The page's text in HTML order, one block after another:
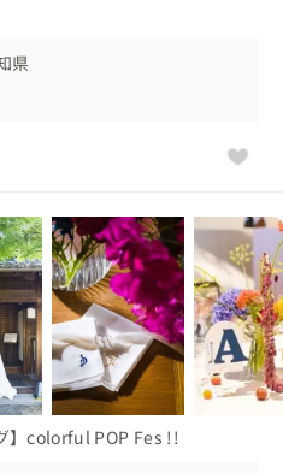
県
】colorful POP Fes !!